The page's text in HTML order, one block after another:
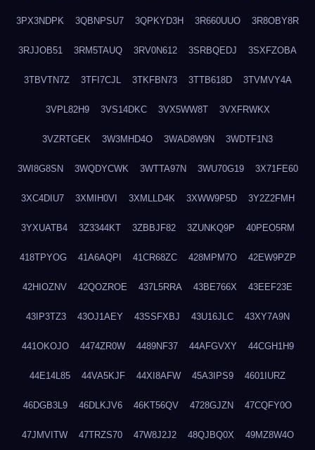
3PX3NDPK 3QBNPSU7 3QPKYD3H 3R660UUO 3R8OBY8R
3RJJOB51 3RM5TAUQ 3RV0N612 3SRBQEDJ 3SXFZOBA
3TBVTN7Z 3TFI7CJL 3TKFBN73 3TTB618D 3TVMVY4A
3VPL82H9 3VS14DKC 3VX5WW8T 3VXFRWKX
3VZRTGEK 3W3MHD4O 3WAD8W9N 3WDTF1N3
3WI8G8SN 3WQDYCWK 3WTTA97N 3WU70G19 3X71FE60
3XC4DIU7 3XMIH0VI 3XMLLD4K 3XWW9P5D 3Y2Z2FMH
3YXUATB4 3Z3344KT 3ZBBJF82 3ZUNKQ9P 40PEO5RM
418TPYOG 41A6AQPI 41CR68ZC 428MPM7O 42EW9PZP
42HIOZNV 42QOZROE 437L5RRA 43BE766X 43EEF23E
43IP3TZ3 43OJ1AEY 43SSFXBJ 43U16JLC 43XY7A9N
441OKOJO 4474ZR0W 4489NF37 44AFGVXY 44CGH1H9
44E14L85 44VA5KJF 44XI8AFW 45A3IPS9 4601IURZ
46DGB3L9 46DLKJV6 46KT56QV 4728GJZN 47CQFY0O
47JMVITW 47TRZS70 47W8J2J2 48QJBQ0X 49MZ8W4O